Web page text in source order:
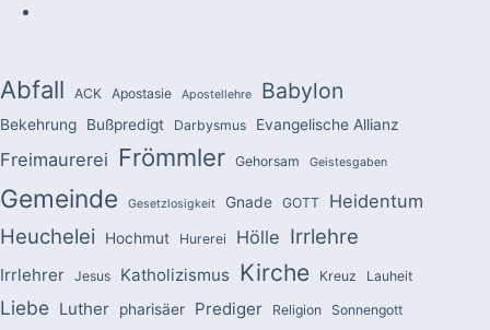
Abfall ACK Apostasie Apostellehre Babylon
Bekehrung Bußpredigt Darbysmus Evangelische Allianz
Freimaurerei Frömmler Gehorsam Geistesgaben
Gemeinde Gesetzlosigkeit Gnade GOTT Heidentum
Heuchelei Hochmut Hurerei Hölle Irrlehre
Irrlehrer Jesus Katholizismus Kirche Kreuz Lauheit
Liebe Luther pharisäer Prediger Religion Sonnengott